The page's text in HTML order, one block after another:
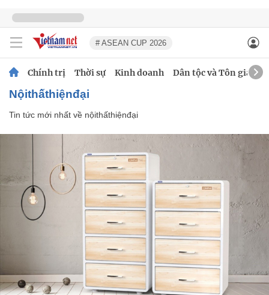
# ASEAN CUP 2026
Chính trị Thời sự Kinh doanh Dân tộc và Tôn giáo
nộithấthiệnđại
Tin tức mới nhất về nộithấthiệnđại